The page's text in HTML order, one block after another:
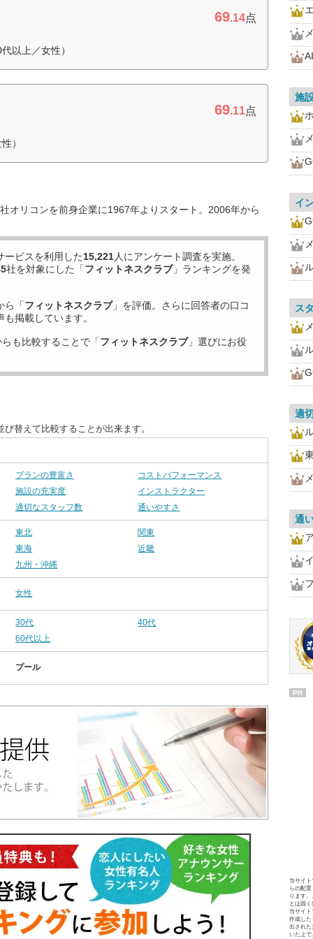
69.14点
以上／女性）
69.11点
）
オリコンを前身企業に1967年よりスタート。2006年から
ービスを利用した15,221人にアンケート調査を実施。
社を対象にした「フィットネスクラブ」ランキングを発
ら「フィットネスクラブ」を評価。さらに回答者の口コ
掲載しています。
も比較することで「フィットネスクラブ」選びにお役
替えて比較することが出来ます。
プランの豊富さ
コストパフォーマンス
施設の充実度
インストラクター
適切なスタッフ数
通いやすさ
東北
関東
東海
近畿
九州・沖縄
女性
30代
40代
60代以上
プール
施
イ
ス
適
通
PR
当サイ
らの配
ります
とは固
当サイ
作成した
出された
いた上で